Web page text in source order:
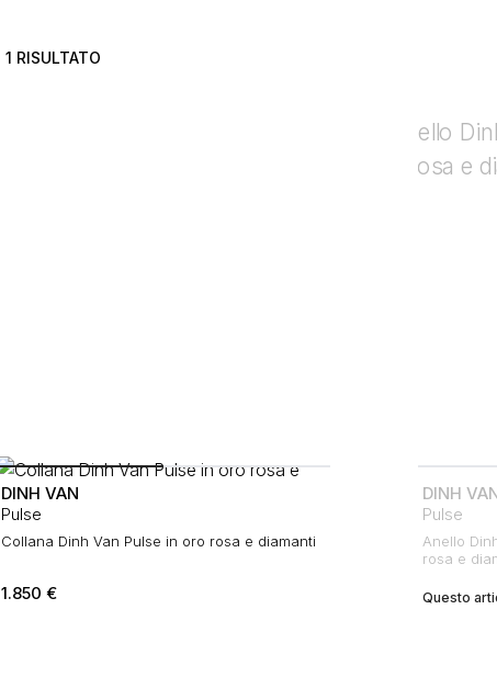
1 RISULTATO
DINH VAN
Pulse
Collana Dinh Van Pulse in oro rosa e diamanti
1.850 €
DINH
Pulse
Anello
rosa e
Questo